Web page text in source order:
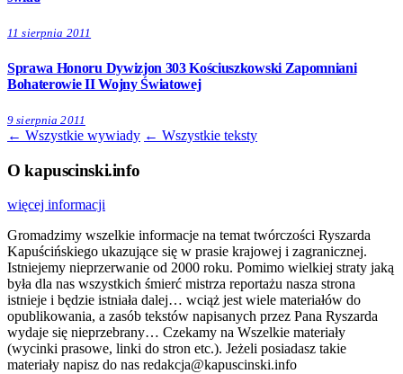
11 sierpnia 2011
Sprawa Honoru Dywizjon 303 Kościuszkowski Zapomniani
Bohaterowie II Wojny Światowej
9 sierpnia 2011
← Wszystkie wywiady ← Wszystkie teksty
O kapuscinski.info
więcej informacji
Gromadzimy wszelkie informacje na temat twórczości Ryszarda
Kapuścińskiego ukazujące się w prasie krajowej i zagranicznej.
Istniejemy nieprzerwanie od 2000 roku. Pomimo wielkiej straty jaką
była dla nas wszystkich śmierć mistrza reportażu nasza strona
istnieje i będzie istniała dalej… wciąż jest wiele materiałów do
opublikowania, a zasób tekstów napisanych przez Pana Ryszarda
wydaje się nieprzebrany… Czekamy na Wszelkie materiały
(wycinki prasowe, linki do stron etc.). Jeżeli posiadasz takie
materiały napisz do nas redakcja@kapuscinski.info